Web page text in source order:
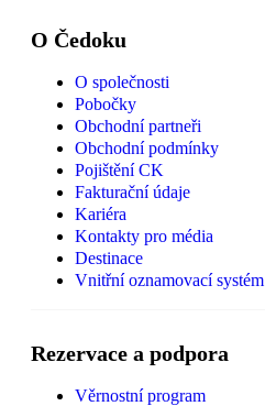
O Čedoku
O společnosti
Pobočky
Obchodní partneři
Obchodní podmínky
Pojištění CK
Fakturační údaje
Kariéra
Kontakty pro média
Destinace
Vnitřní oznamovací systém
Rezervace a podpora
Věrnostní program